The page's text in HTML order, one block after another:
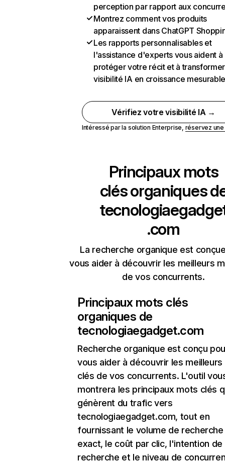
perception par rapport aux
Montrez comment vos produits
apparaissent dans ChatGPT
Les rapports personnalisables et
l'assistance d'experts vous aident à
protéger votre récit et à
visibilité IA en croissance
Vérifiez votre visibilité IA →
Intéressé par la solution Enterprise, réservez
Principaux mots
clés organiques
.com
La recherche organique est
vous aider à découvrir les meilleurs
de vos concurrents.
Principaux mots clés
organiques de
tecnologiaegadget.com
Recherche organique est conçu
vous aider à découvrir les
clés de vos concurrents. L'outil
montrera les principaux mots clés
génèrent du trafic vers
tecnologiaegadget.com, tout en
fournissant le volume de recherche
exact, le coût par clic, l'intention de
recherche et le niveau de